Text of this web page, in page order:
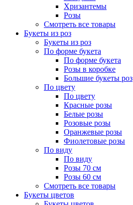
Хризантемы
Розы
Смотреть все товары
Букеты из роз
Букеты из роз
По форме букета
По форме букета
Розы в коробке
Большие букеты роз
По цвету
По цвету
Красные розы
Белые розы
Розовые розы
Оранжевые розы
Фиолетовые розы
По виду
По виду
Розы 70 см
Розы 60 см
Смотреть все товары
Букеты цветов